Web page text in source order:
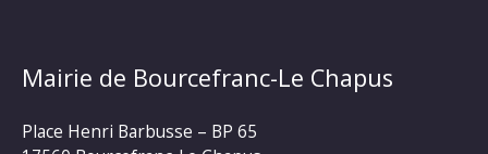
Mairie de Bourcefranc-Le Chapus
Place Henri Barbusse – BP 65